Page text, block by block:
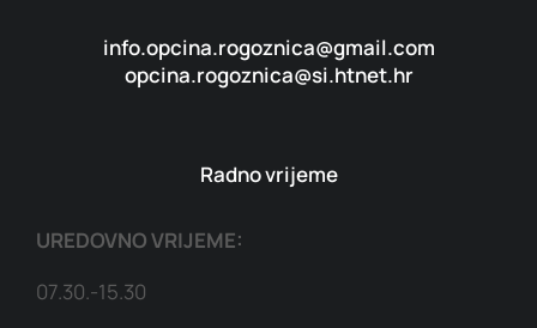
info.opcina.rogoznica@gmail.com
opcina.rogoznica@si.htnet.hr
Radno vrijeme
UREDOVNO VRIJEME:
07.30.-15.30